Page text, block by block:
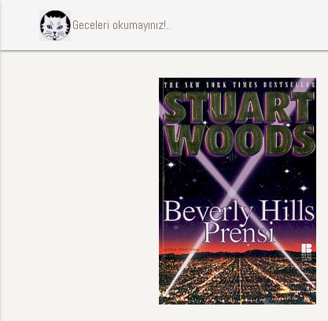
ccccci Geceleri okumayınız!..